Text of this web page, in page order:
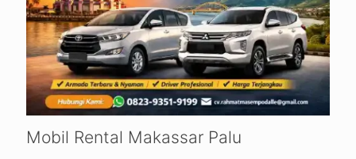
Mobil Rental Makassar Palu